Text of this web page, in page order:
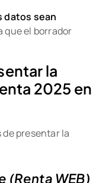
datos sean
que el borrador
la
2025 en
presentar la
(Renta WEB)